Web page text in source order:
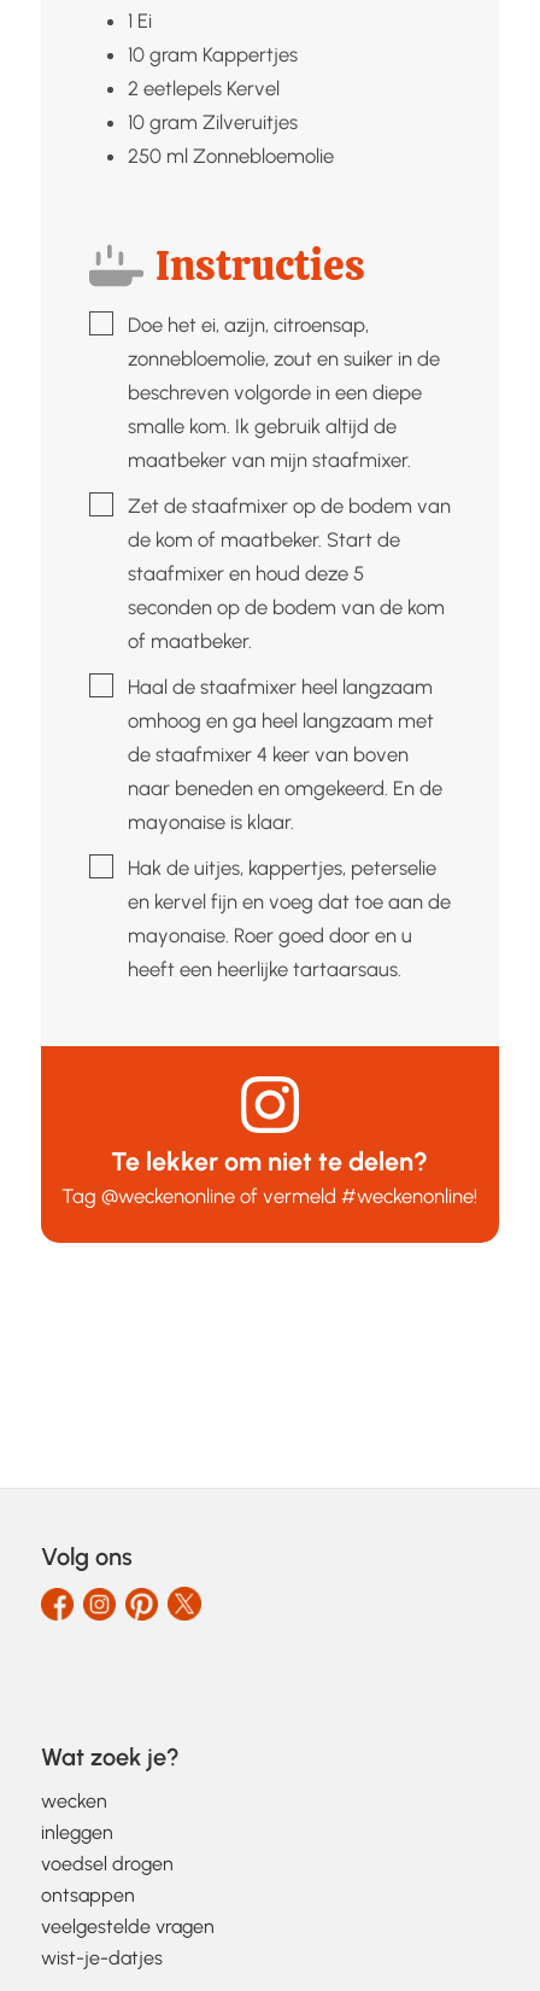
1 Ei
10 gram Kappertjes
2 eetlepels Kervel
10 gram Zilveruitjes
250 ml Zonnebloemolie
Instructies
▢Doe het ei, azijn, citroensap,
zonnebloemolie, zout en suiker in de
beschreven volgorde in een diepe
smalle kom. Ik gebruik altijd de
maatbeker van mijn staafmixer.
▢
Zet de staafmixer op de bodem van
de kom of maatbeker. Start de
staafmixer en houd deze 5
seconden op de bodem van de kom
of maatbeker.
▢Haal de staafmixer heel langzaam
omhoog en ga heel langzaam met
de staafmixer 4 keer van boven
naar beneden en omgekeerd. En de
mayonaise is klaar.
▢Hak de uitjes, kappertjes, peterselie
en kervel fijn en voeg dat toe aan de
mayonaise. Roer goed door en u
heeft een heerlijke tartaarsaus.
Te lekker om niet te delen?
Tag@weckenonline of vermeld#weckenonline!
Volg ons
Wat zoek je?
wecken
inleggen
voedsel drogen
ontsappen
veelgestelde vragen
wist-je-datjes